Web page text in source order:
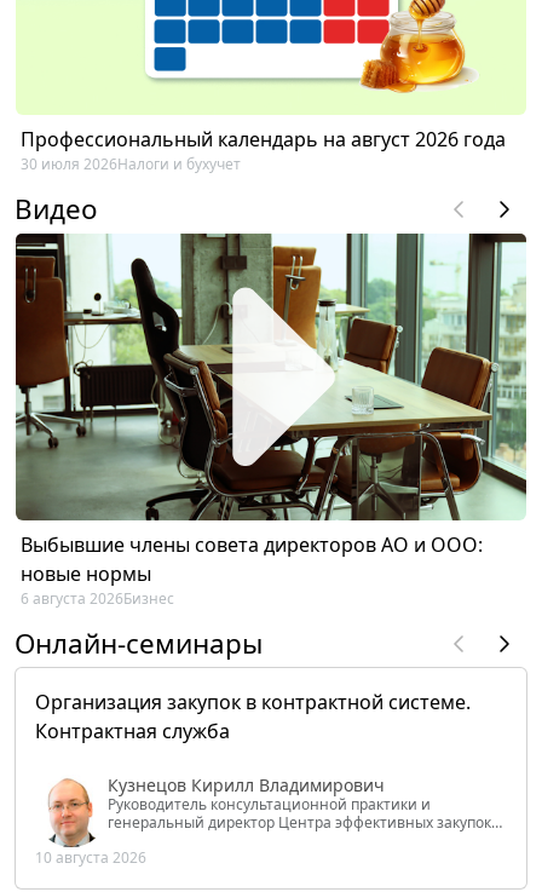
Профессиональный календарь на август 2026 года
30 июля 2026Налоги и бухучет
Видео
Выбывшие члены совета директоров АО и ООО:
новые нормы
6 августа 2026Бизнес
Онлайн-семинары
Организация закупок в контрактной системе.
Контрактная служба
Кузнецов Кирилл Владимирович
Руководитель консультационной практики и
генеральный директор Центра эффективных закупок
РФ
10 августа 2026